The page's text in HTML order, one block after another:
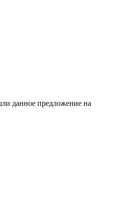
данное предложение на